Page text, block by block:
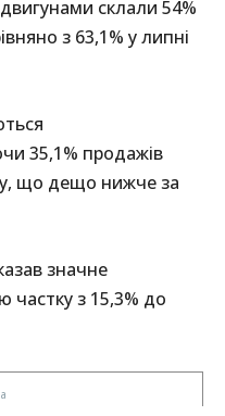
склали 54%
з 63,1% у липні
35,1% продажів
що дещо нижче за
значне
частку з 15,3% до